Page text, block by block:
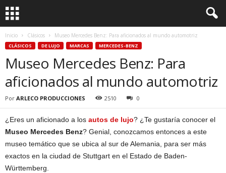
Inicio Clásicos Museo Mercedes Benz: Para aficionados al mundo automotriz
CLÁSICOS DE LUJO MARCAS MERCEDES-BENZ
Museo Mercedes Benz: Para
aficionados al mundo automotriz
Por ARLECO PRODUCCIONES 2510 0
¿Eres un aficionado a los autos de lujo? ¿Te gustaría conocer el
Museo Mercedes Benz? Genial, conozcamos entonces a este
museo temático que se ubica al sur de Alemania, para ser más
exactos en la ciudad de Stuttgart en el Estado de Baden-
Württemberg.